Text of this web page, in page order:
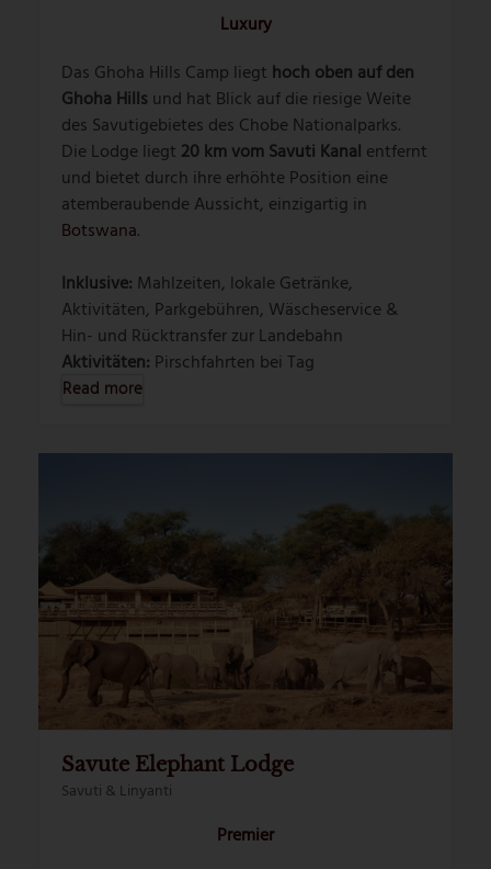
Luxury
Das Ghoha Hills Camp liegt hoch oben auf den
Ghoha Hillsund hat Blick auf die riesige Weite
des Savutigebietes des Chobe Nationalparks.
Die Lodge liegt 20 km vom Savuti Kanal entfernt
und bietet durch ihre erhöhte Position eine
atemberaubende Aussicht, einzigartig in
Botswana.
Inklusive: Mahlzeiten, lokale Getränke,
Aktivitäten, Parkgebühren, Wäscheservice &
Hin- und Rücktransfer zur Landebahn
Aktivitäten: Pirschfahrten bei Tag
Read more
Savute Elephant Lodge
Savuti & Linyanti
Premier